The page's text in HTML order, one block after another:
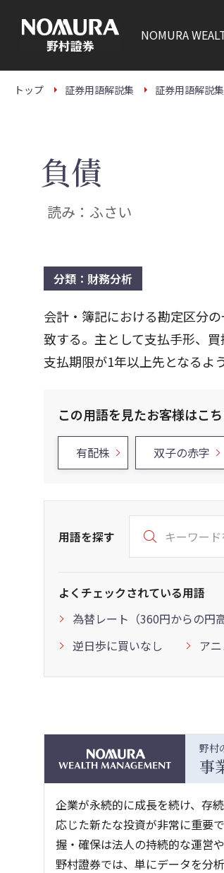
本
NOMURA
トップ 証券用語解説集 証券用語解説
負債
読み：ふさい
分類：財務分析
会計・簿記における勘定区分
致する。主として支払手形、
支払期限が1年以上先となるよ
この用語を見たお客様はこ
有配株 双子の赤字
用語を探す
よくチェックされている用語
為替レート（360円からの円
逆日歩に買いなし
ア
野村
事
企業が永続的に成長を続け、存
応じた新たな投資が非常に重要
握・確保は法人の持続的な運営
野村證券では、単にデータを分